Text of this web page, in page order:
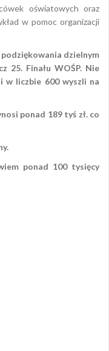
oświatowych oraz
w pomoc organizacji
dzielnym
25. Finału WOŚP. Nie
w liczbie 600 wyszli na
ponad 189 tyś zł. co
ponad 100 tysięcy